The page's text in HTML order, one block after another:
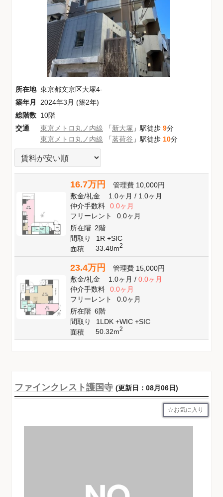
所在地 東京都文京区大塚4-
築年月
2024年3月 (築2年)
総階数 10階
交通
東京メトロ丸ノ内線 「新大塚 」駅徒歩 9分
東京メトロ丸ノ内線 「茗荷谷 」駅徒歩 10分
16.7万円 管理費 10,000円
敷金/礼金 1.0ヶ月/ 1.0ヶ月
仲介手数料
0.0ヶ月
フリーレント
0.0ヶ月
所在階 2階
間取り
1R +SIC
面積
33.48m2
23.4万円 管理費 15,000円
敷金/礼金 1.0ヶ月/ 0.0ヶ月
仲介手数料
0.0ヶ月
フリーレント
0.0ヶ月
所在階 6階
間取り
1LDK +WIC +SIC
面積
50.32m2
ファインクレスト護国寺 (更新日：08月06日)
お気に入り